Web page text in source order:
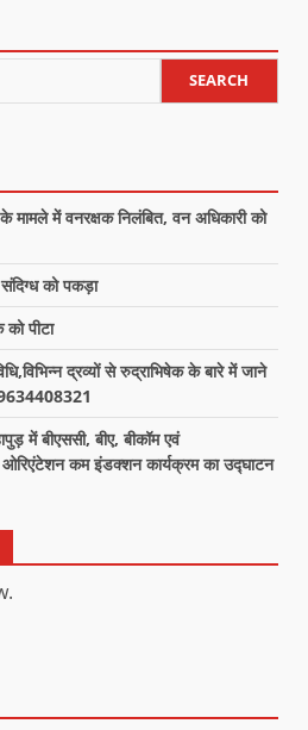
SEARCH
में वनरक्षक निलंबित, वन अधिकारी को
को पकड़ा
पीटा
द्रव्यों से रुद्राभिषेक के बारे में जाने
9634408321
में बीएससी, बीए, बीकॉम एवं
ओरिएंटेशन कम इंडक्शन कार्यक्रम का उद्घाटन